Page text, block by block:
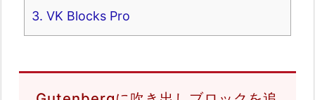
3. VK Blocks Pro